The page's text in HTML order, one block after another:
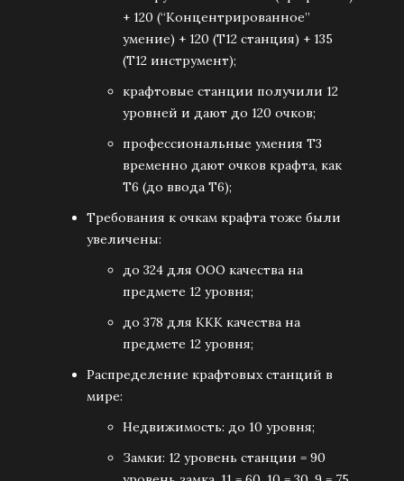
+ 120 (“Концентрированное”
умение) + 120 (Т12 станция) + 135
(Т12 инструмент);
крафтовые станции получили 12
уровней и дают до 120 очков;
профессиональные умения Т3
временно дают очков крафта, как
Т6 (до ввода Т6);
Требования к очкам крафта тоже были
увеличены:
до 324 для ООО качества на
предмете 12 уровня;
до 378 для ККК качества на
предмете 12 уровня;
Распределение крафтовых станций в
мире:
Недвижимость: до 10 уровня;
Замки: 12 уровень станции = 90